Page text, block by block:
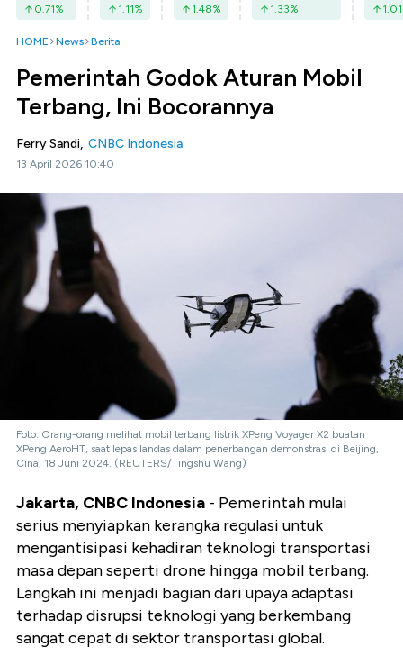
0.71% 1.11% 1.48% 1.33% 1.01
HOME News Berita
Pemerintah Godok Aturan Mobil
Terbang, Ini Bocorannya
Ferry Sandi, CNBC Indonesia
13 April 2026 10:40
Foto: Orang-orang melihat mobil terbang listrik XPeng Voyager X2 buatan
XPeng AeroHT, saat lepas landas dalam penerbangan demonstrasi di Beijing,
Cina, 18 Juni 2024. (REUTERS/Tingshu Wang)
Jakarta, CNBC Indonesia - Pemerintah mulai
serius menyiapkan kerangka regulasi untuk
mengantisipasi kehadiran teknologi transportasi
masa depan seperti drone hingga mobil terbang.
Langkah ini menjadi bagian dari upaya adaptasi
terhadap disrupsi teknologi yang berkembang
sangat cepat di sektor transportasi global.